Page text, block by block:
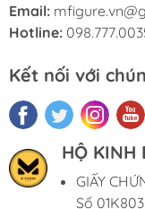
Email:
Hotline:
Kết nối với
HỘ KINH
GIẤY
Số